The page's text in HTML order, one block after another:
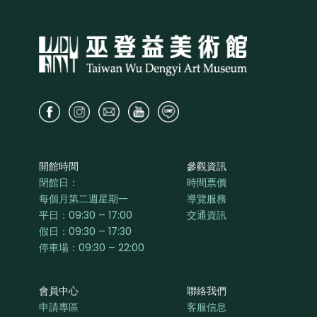
開館時間
閉館日：
每個月第二週星期一
平日： 09:30 – 17:00
假日：09:30 – 17:30
停車場：09:30 – 22:00
參觀資訊
時間票價
導覽服務
交通資訊
會員中心
申請專區
聯絡我們
客服信息